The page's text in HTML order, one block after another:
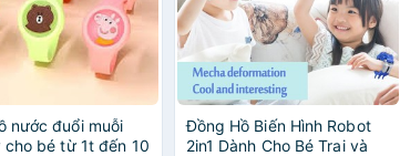
nước đuổi muỗi
cho bé từ 1t đến 10
Đồng Hồ Biến Hình Robot
2in1 Dành Cho Bé Trai và